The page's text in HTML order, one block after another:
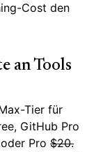
Cost den
an Tools
Tier für
GitHub Pro
Pro $20.